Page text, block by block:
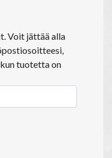
Voit jättää alla
tuotetta on